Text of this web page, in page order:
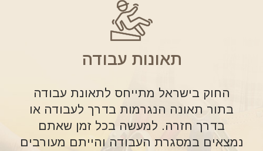
תאונות עבודה
החוק בישראל מתייחס לתאונת עבודה
בתור תאונה הנגרמות בדרך לעבודה או
בדרך חזרה. למעשה בכל זמן שאתם
נמצאים במסגרת העבודה והייתם מעורבים